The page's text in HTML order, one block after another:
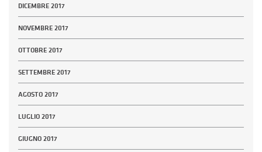
DICEMBRE 2017
NOVEMBRE 2017
OTTOBRE 2017
SETTEMBRE 2017
AGOSTO 2017
LUGLIO 2017
GIUGNO 2017